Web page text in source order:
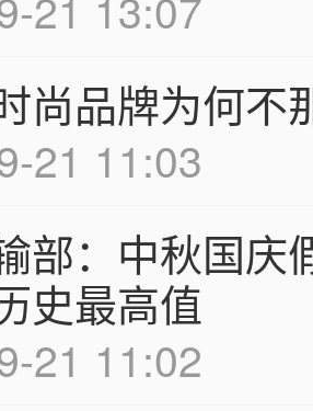
尚品牌为何不
21 11:03
部：中秋国庆
史最高值
21 11:02